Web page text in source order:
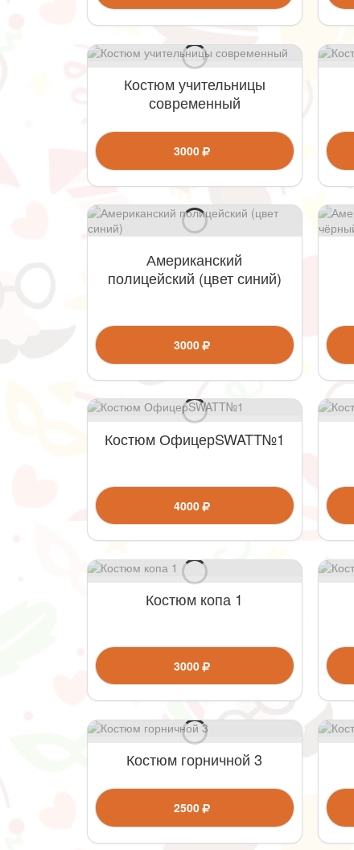
Костюм учительницы
современный
3000
Американский
полицейский (цвет синий)
3000
Костюм ОфицерSWATT№1
4000
Костюм копа 1
3000
Костюм горничной 3
2500